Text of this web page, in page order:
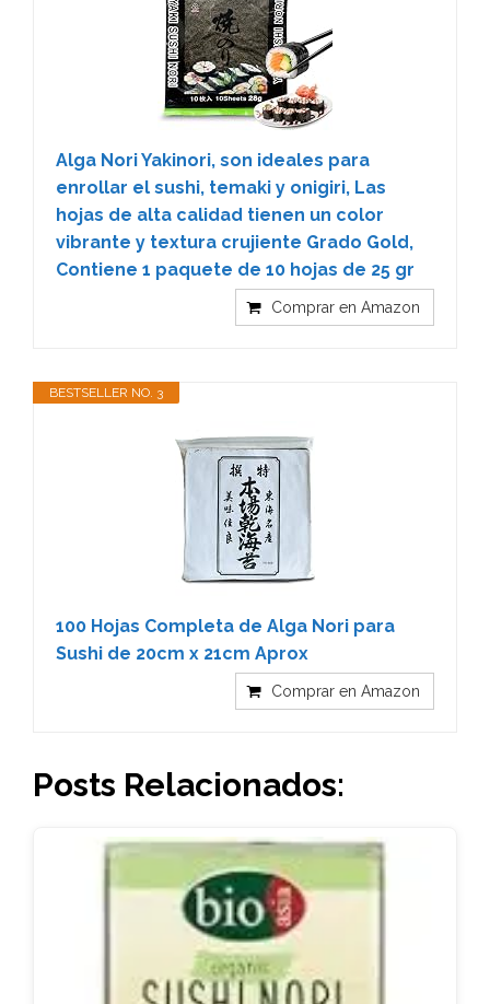
Alga Nori Yakinori, son ideales para
enrollar el sushi, temaki y onigiri, Las
hojas de alta calidad tienen un color
vibrante y textura crujiente Grado Gold,
Contiene 1 paquete de 10 hojas de 25 gr
Comprar en Amazon
BESTSELLER NO. 3
100 Hojas Completa de Alga Nori para
Sushi de 20cm x 21cm Aprox
Comprar en Amazon
Posts Relacionados: